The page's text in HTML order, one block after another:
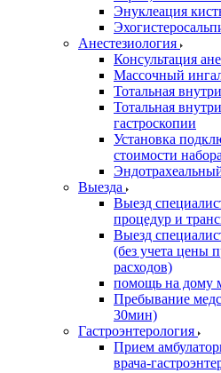
Энуклеация
Анестезиология
Консультация
Массочный
Тотальная
Тотальная
гастроскопии
Установка
стоимости
Выезда
Выезд
процедур и
Выезд
(без учета цены
расходов)
помощь на дому
Пребывание
30мин)
Гастроэнтерология
Прием
врача-